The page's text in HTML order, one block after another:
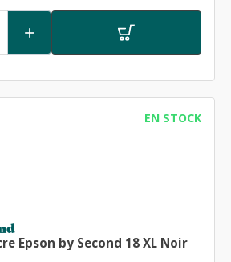

EN STOCK
Epson by Second 18 XL Noir